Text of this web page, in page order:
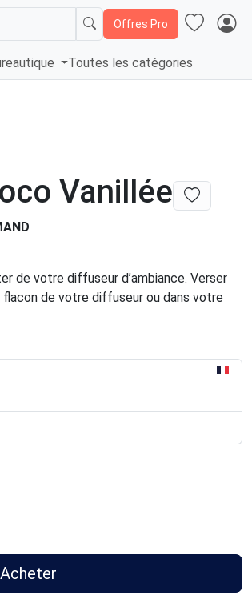
Offres Pro
Toutes les catégories
Vanillée
de votre diffuseur d’ambiance. Verser
de votre diffuseur ou dans votre
Acheter